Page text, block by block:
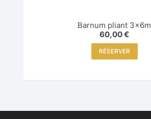
Barnum pliant 3x6m
60,00€
RÉSERVER